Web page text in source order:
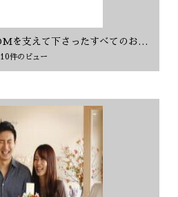
10件のビュー